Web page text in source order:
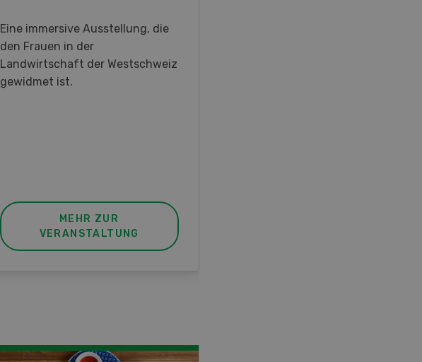
Eine immersive Ausstellung, die
den Frauen in der
Landwirtschaft der Westschweiz
gewidmet ist.
MEHR ZUR
VERANSTALTUNG